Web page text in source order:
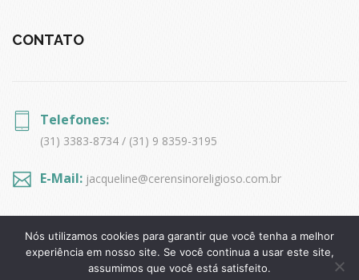
CONTATO
Telefones:
(31) 3383-8734 / (31) 9 8359-3195
E-Mail: jacqueline@cerensinoreligioso.com.br
Nós utilizamos cookies para garantir que você tenha a melhor
experiência em nosso site. Se você continua a usar este site,
assumimos que você está satisfeito.